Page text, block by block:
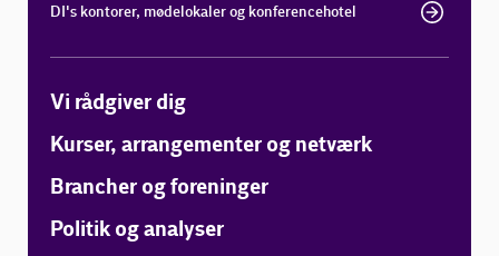
DI's kontorer, mødelokaler og konferencehotel
Vi rådgiver dig
Kurser, arrangementer og netværk
Brancher og foreninger
Politik og analyser